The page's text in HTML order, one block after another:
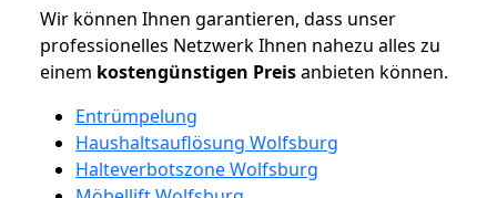
Wir können Ihnen garantieren, dass unser
professionelles Netzwerk Ihnen nahezu alles zu
einem kostengünstigen Preisanbieten können.
Entrümpelung
Haushaltsauflösung Wolfsburg
Halteverbotszone Wolfsburg